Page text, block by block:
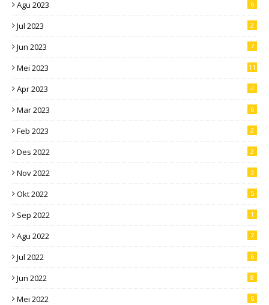
Agu 2023 6
Jul 2023 2
Jun 2023 7
Mei 2023 11
Apr 2023 4
Mar 2023 6
Feb 2023 2
Des 2022 2
Nov 2022 3
Okt 2022 5
Sep 2022 1
Agu 2022 7
Jul 2022 6
Jun 2022 8
Mei 2022 6